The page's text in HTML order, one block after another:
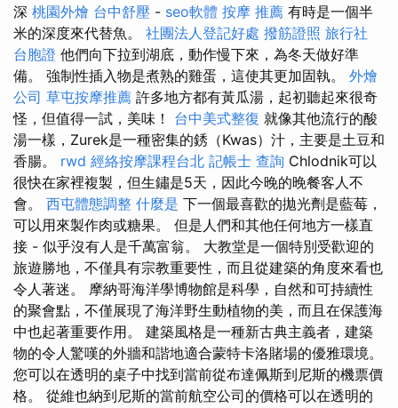
深 桃園外燴 台中舒壓 - seo軟體 按摩 推薦 有時是一個半
米的深度來代替魚。 社團法人登記好處 撥筋證照 旅行社
台胞證 他們向下拉到湖底，動作慢下來，為冬天做好準
備。 強制性插入物是煮熟的雞蛋，這使其更加固執。 外燴
公司 草屯按摩推薦 許多地方都有黃瓜湯，起初聽起來很奇
怪，但值得一試，美味！ 台中美式整復 就像其他流行的酸
湯一樣，Zurek是一種密集的銹（Kwas）汁，主要是土豆和
香腸。 rwd 經絡按摩課程台北 記帳士 查詢 Chlodnik可以
很快在家裡複製，但生鏽是5天，因此今晚的晚餐客人不
會。 西屯體態調整 什麼是 下一個最喜歡的拋光劑是藍莓，
可以用來製作肉或糖果。 但是人們和其他任何地方一樣直
接 - 似乎沒有人是千萬富翁。 大教堂是一個特別受歡迎的
旅遊勝地，不僅具有宗教重要性，而且從建築的角度來看也
令人著迷。 摩納哥海洋學博物館是科學，自然和可持續性
的聚會點，不僅展現了海洋野生動植物的美，而且在保護海
中也起著重要作用。 建築風格是一種新古典主義者，建築
物的令人驚嘆的外牆和諧地適合蒙特卡洛賭場的優雅環境。
您可以在透明的桌子中找到當前從布達佩斯到尼斯的機票價
格。 從維也納到尼斯的當前航空公司的價格可以在透明的